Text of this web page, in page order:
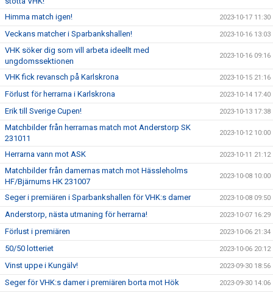
Himma match igen! 2023-10-17 11:30
Veckans matcher i Sparbankshallen! 2023-10-16 13:03
VHK söker dig som vill arbeta ideellt med
ungdomssektionen
2023-10-16 09:16
VHK fick revansch på Karlskrona 2023-10-15 21:16
Förlust för herrarna i Karlskrona 2023-10-14 17:40
Erik till Sverige Cupen! 2023-10-13 17:38
Matchbilder från herrarnas match mot Anderstorp SK
231011
2023-10-12 10:00
Herrarna vann mot ASK 2023-10-11 21:12
Matchbilder från damernas match mot Hässleholms
HF/Bjärnums HK 231007
2023-10-08 10:00
Seger i premiären i Sparbankshallen för VHK:s damer 2023-10-08 09:50
Anderstorp, nästa utmaning för herrarna! 2023-10-07 16:29
Förlust i premiären 2023-10-06 21:34
50/50 lotteriet 2023-10-06 20:12
Vinst uppe i Kungälv! 2023-09-30 18:56
Seger för VHK:s damer i premiären borta mot Hök 2023-09-30 14:06